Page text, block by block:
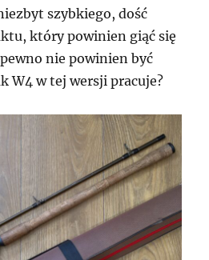
szybkiego, dość
który powinien giąć się
nie powinien być
W4 w tej wersji pracuje?